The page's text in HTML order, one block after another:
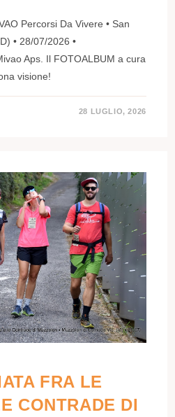
Percorsi Da Vivere • San
• 28/07/2026 •
Aps. Il FOTOALBUM a cura
visione!
28 LUGLIO, 2026
FRA LE
CONTRADE DI